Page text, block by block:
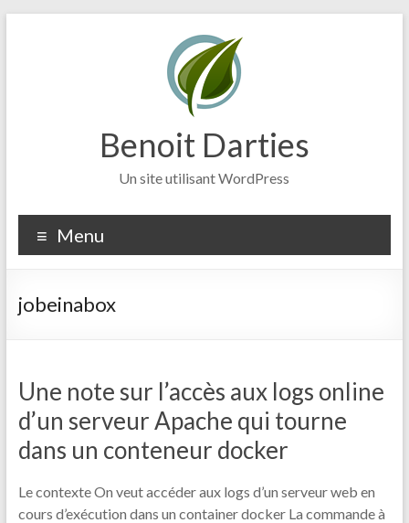
Benoit Darties
Un site utilisant WordPress
Menu
jobeinabox
Une note sur l’accès aux logs online
d’un serveur Apache qui tourne
dans un conteneur docker
Le contexte On veut accéder aux logs d’un serveur web en
cours d’exécution dans un container docker La commande à